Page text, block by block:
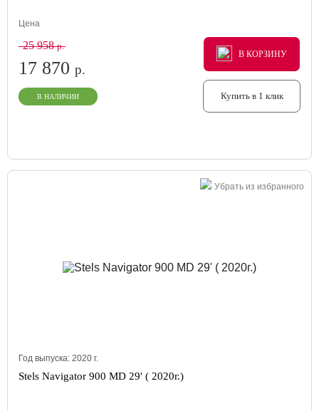
Цена
25 958р.
17 870 р.
В НАЛИЧИИ
В КОРЗИНУ
В КОРЗИНУ
В КОРЗИНУ
Купить в 1 клик
Убрать из избранного
Год выпуска: 2020 г.
Stels Navigator 900 MD 29' ( 2020г.)